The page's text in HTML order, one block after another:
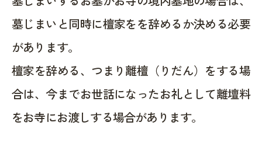
墓じまいと同時に檀家をを辞めるか決める必要
があります。
檀家を辞める、つまり離檀（りだん）をする場
合は、今までお世話になったお礼として離壇料
をお寺にお渡しする場合があります。